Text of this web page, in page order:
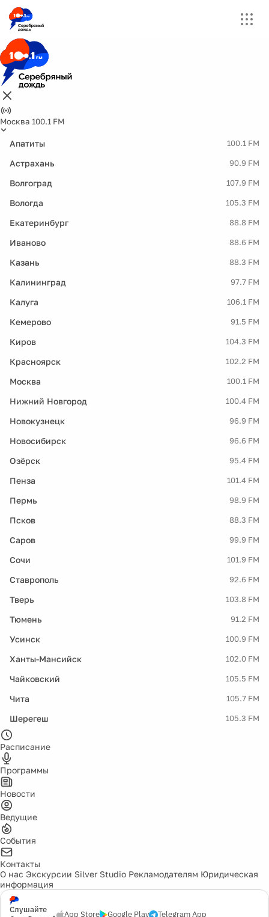
Москва 100.1 FM
Апатиты 100.1 FM
Астрахань 90.9 FM
Волгоград 107.9 FM
Вологда 105.3 FM
Екатеринбург 88.8 FM
Иваново 88.6 FM
Казань 88.3 FM
Калининград 97.7 FM
Калуга 106.1 FM
Кемерово 91.5 FM
Киров 104.3 FM
Красноярск 102.2 FM
Москва 100.1 FM
Нижний Новгород 100.4 FM
Новокузнецк 96.9 FM
Новосибирск 96.6 FM
Озёрск 95.4 FM
Пенза 101.4 FM
Пермь 98.9 FM
Псков 88.3 FM
Саров 99.9 FM
Сочи 101.9 FM
Ставрополь 92.6 FM
Тверь 103.8 FM
Тюмень 91.2 FM
Усинск 100.9 FM
Ханты-Мансийск 102.0 FM
Чайковский 105.5 FM
Чита 105.7 FM
Шерегеш 105.3 FM
Расписание
Программы
Новости
Ведущие
События
Контакты
О нас Экскурсии Silver Studio Рекламодателям Юридическая
информация
Слушайте
App Store Google Play Telegram App